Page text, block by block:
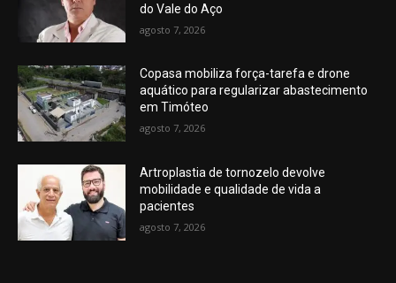
do Vale do Aço
agosto 7, 2026
Copasa mobiliza força-tarefa e drone
aquático para regularizar abastecimento
em Timóteo
agosto 7, 2026
Artroplastia de tornozelo devolve
mobilidade e qualidade de vida a
pacientes
agosto 7, 2026